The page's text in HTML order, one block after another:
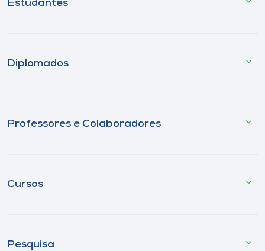
Estudantes
Diplomados
Professores e Colaboradores
Cursos
Pesquisa